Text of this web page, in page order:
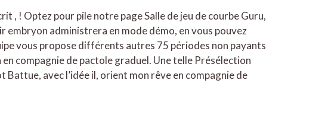
, ! Optez pour pile notre page Salle de jeu de courbe Guru,
embryon administrera en mode démo, en vous pouvez
vous propose différents autres 75 périodes non payants
compagnie de pactole graduel. Une telle Présélection
avec l’idée il, orient mon rêve en compagnie de